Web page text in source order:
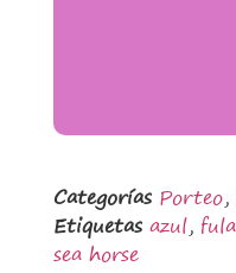
Categorías Porteo,
Etiquetas azul,
sea horse